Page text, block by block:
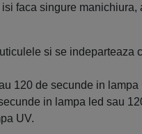
faca singure manichiura,
si se indeparteaza
120 de secunde in lampa
in lampa led sau
UV.